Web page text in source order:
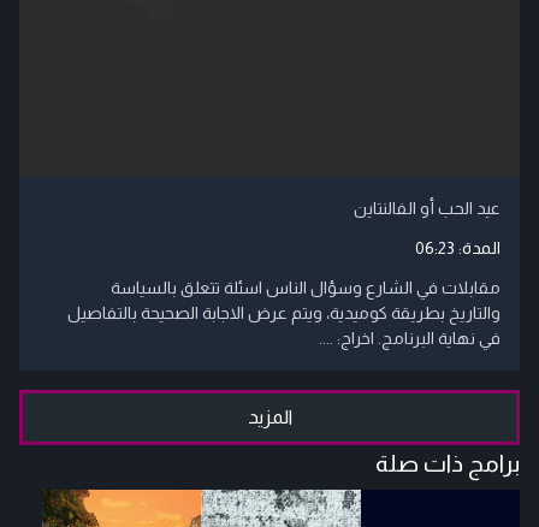
عيد الحب أو الفالنتاين
المدة: 06:23
مقابلات في الشارع وسؤال الناس اسئلة تتعلق بالسياسة
والتاريخ بطريقة كوميدية، ويتم عرض الاجابة الصحيحة بالتفاصيل
في نهاية البرنامج. اخراج: ....
المزيد
برامج ذات صلة